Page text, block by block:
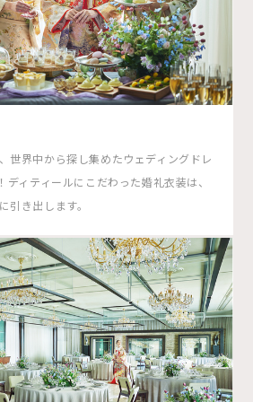
世界中から探し集めたウェディングドレ
ィティールにこだわった婚礼衣装は、
引き出します。